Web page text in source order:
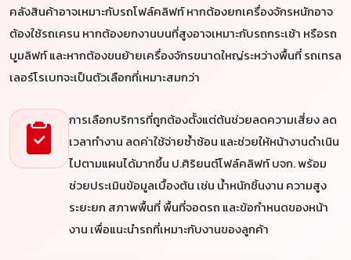
คลังสินค้าอาจเหมาะกับรถโฟล์คลิฟท์ หากต้องยกเครื่องจักรหนักอาจ
ต้องใช้รถเครน หากต้องยกงานบนที่สูงอาจเหมาะกับรถกระเช้า หรือรถ
บูมลิฟท์ และหากต้องขนย้ายเครื่องจักรขนาดใหญ่ระหว่างพื้นที่ รถเทรล
เลอร์โรเบทจะเป็นตัวเลือกที่เหมาะสมกว่า
การเลือกบริการที่ถูกต้องตั้งแต่ต้นช่วยลดความเสี่ยง ลด
เวลาทำงาน ลดค่าใช้จ่ายซ้ำซ้อน และช่วยให้หน้างานดำเนิน
ไปตามแผนได้มากขึ้น ป.ศิริยนต์โฟล์คลิฟท์ บจก. พร้อม
ช่วยประเมินข้อมูลเบื้องต้น เช่น น้ำหนักชิ้นงาน ความสูง
ระยะยก สภาพพื้นที่ พื้นที่จอดรถ และข้อกำหนดของหน้า
งาน เพื่อแนะนำรถที่เหมาะกับงานของลูกค้า